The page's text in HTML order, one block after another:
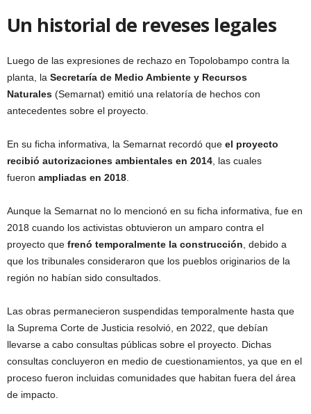
Un historial de reveses legales
Luego de las expresiones de rechazo en Topolobampo contra la
planta, la Secretaría de Medio Ambiente y Recursos
Naturales (Semarnat) emitió una relatoría de hechos con
antecedentes sobre el proyecto.
En su ficha informativa, la Semarnat recordó que el proyecto
recibió autorizaciones ambientales en 2014 , las cuales
fueron ampliadas en 2018
Aunque la Semarnat no lo mencionó en su ficha informativa, fue en
2018 cuando los activistas obtuvieron un amparo contra el
proyecto que frenó temporalmente la construcción , debido a
que los tribunales consideraron que los pueblos originarios de la
región no habían sido consultados.
Las obras permanecieron suspendidas temporalmente hasta que
la Suprema Corte de Justicia resolvió, en 2022, que debían
llevarse a cabo consultas públicas sobre el proyecto. Dichas
consultas concluyeron en medio de cuestionamientos, ya que en el
proceso fueron incluidas comunidades que habitan fuera del área
de impacto.